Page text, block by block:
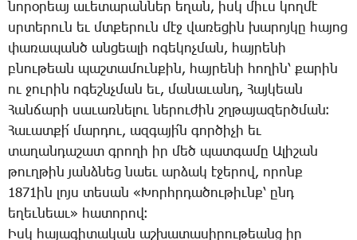
նո­րօ­րեայ ա­ւե­տա­րան­ներ ե­ղան, իսկ միւս կող­մէ
սրտե­րուն եւ մտքե­րուն մէջ վա­ռե­ցին խա­րոյ­կը հա­յոց
փա­ռա­պանծ ան­ցեա­լի ո­գե­կոչ­ման, հայ­րե­նի
բնու­թեան պաշ­տա­մուն­քին, հայ­րե­նի հո­ղին՝ քա­րին
ու ջու­րին ո­գեշնչ­ման եւ, մա­նա­ւանդ, ­Հայ­կեան
­Հան­ճա­րի սա­ւառ­նե­լու նե­րու­ժին շղթա­յա­զերծ­ման։
­Հա­ւատ­քի՛ մար­դու, ազ­գա­յի՛ն գոր­ծի­չի եւ
տա­ղան­դա­շատ գրո­ղի իր մեծ պատ­գա­մը Ա­լի­շան
թուղ­թին յանձ­նեց նաեւ ար­ձակ է­ջե­րով, ո­րոնք
1871ին լոյս տե­սան «­Խորհր­դա­ծու­թիւնք՝ ընդ
ե­ղեւ­նեաւ» հա­տո­րով։
Իսկ հա­յա­գի­տա­կան աշ­խա­տա­սի­րու­թեանց իր